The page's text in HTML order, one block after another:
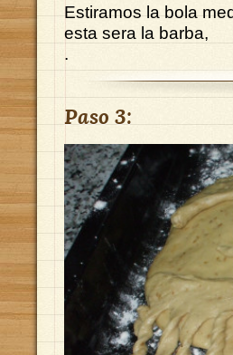
Estiramos la bola
esta sera la barba,
.
Paso 3: